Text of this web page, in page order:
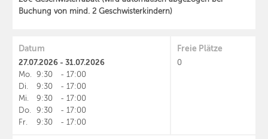
Buchung von mind. 2 Geschwisterkindern)
Datum
27.07.2026 - 31.07.2026
Mo. 9:30 - 17:00
Di.
9:30 - 17:00
Mi.
9:30 - 17:00
Do.
9:30 - 17:00
Fr.
9:30 - 17:00
Freie Plätze
0